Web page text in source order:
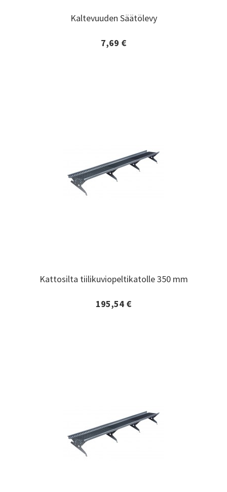
Kaltevuuden Säätölevy
7,69 €
Kaltevuuden Säätölevy
Lisätiedot ja tilaaminen
Kattosilta tiilikuviopeltikatolle 350 mm
195,54 €
Kattosilta tiilikuviopeltikatolle 350 mm
Lisätiedot ja tilaaminen